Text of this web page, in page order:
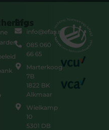
Efas
info@efas.nl
085 060
66 65
Marterkoog
7B
1822 BK
Alkmaar
Wielkamp
10
5301 DB